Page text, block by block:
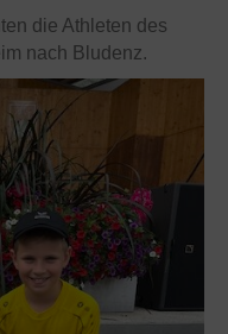
die Athleten des
nach Bludenz.